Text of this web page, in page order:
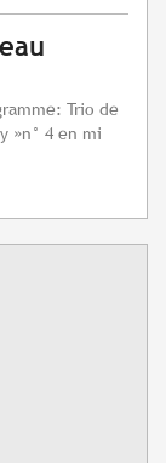
Trio de
»n° 4 en mi